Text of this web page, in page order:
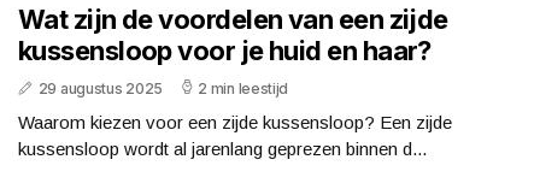
Wat zijn de voordelen van een zijde
kussensloop voor je huid en haar?
29 augustus 2025 2 min leestijd
Waarom kiezen voor een zijde kussensloop? Een zijde
kussensloop wordt al jarenlang geprezen binnen d...